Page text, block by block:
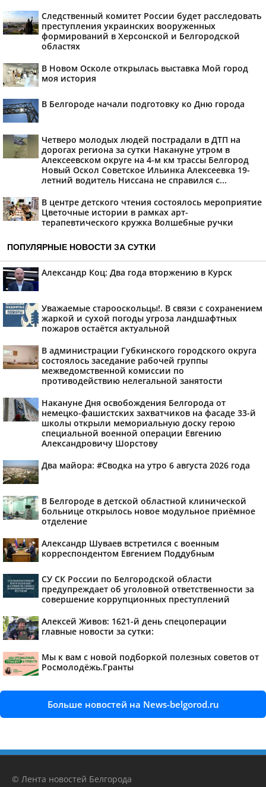
Следственный комитет России будет расследовать
преступления украинских вооруженных
формирований в Херсонской и Белгородской
областях
В Новом Осколе открылась выставка Мой город
моя история
В Белгороде начали подготовку ко Дню города
Четверо молодых людей пострадали в ДТП на
дорогах региона за сутки Накануне утром в
Алексеевском округе на 4-м км трассы Белгород
Новый Оскол Советское Ильинка Алексеевка 19-
летний водитель Ниссана не справился с...
В центре детского чтения состоялось мероприятие
Цветочные истории в рамках арт-
терапевтического кружка Волшебные ручки
ПОПУЛЯРНЫЕ НОВОСТИ ЗА СУТКИ
Александр Коц: Два года вторжению в Курск
Уважаемые старооскольцы!. В связи с сохранением
жаркой и сухой погоды угроза ландшафтных
пожаров остаётся актуальной
В администрации Губкинского городского округа
состоялось заседание рабочей группы
межведомственной комиссии по
противодействию нелегальной занятости
Накануне Дня освобождения Белгорода от
немецко-фашистских захватчиков на фасаде 33-й
школы открыли мемориальную доску герою
специальной военной операции Евгению
Александровичу Шорстову
Два майора: #Сводка на утро 6 августа 2026 года
В Белгороде в детской областной клинической
больнице открылось новое модульное приёмное
отделение
Александр Шуваев встретился с военным
корреспондентом Евгением Поддубным
СУ СК России по Белгородской области
предупреждает об уголовной ответственности за
совершение коррупционных преступлений
Алексей Живов: 1621-й день спецоперации
главные новости за сутки:
Мы к вам с новой подборкой полезных советов от
Росмолодёжь.Гранты
Больше новостей на News-belgorod.ru
© Лента новостей Белгорода